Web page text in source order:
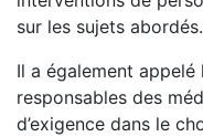
sur les sujets abordés.
Il a également
responsables des
d’exigence dans le